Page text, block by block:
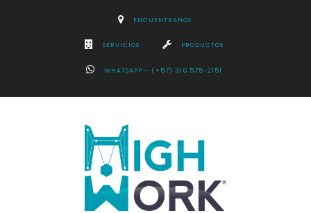
ENCUENTRANOS
SERVICIOS PRODUCTOS
WHATSAPP – (+57) 316 575-2151